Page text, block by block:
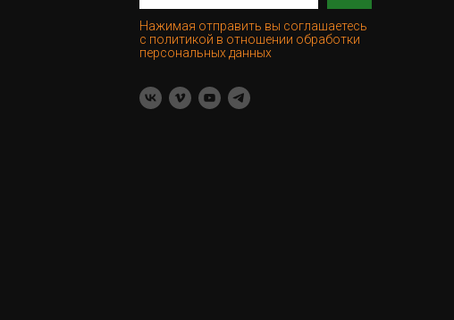
Нажимая отправить вы соглашаетесь
с политикой в отношении обработки
персональных данных